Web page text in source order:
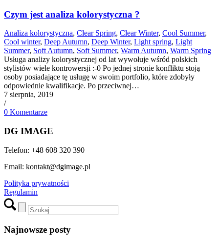
Czym jest analiza kolorystyczna ?
Analiza kolorystyczna, Clear Spring, Clear Winter, Cool Summer,
Cool winter, Deep Autumn, Deep Winter, Light spring, Light
Summer, Soft Autumn, Soft Summer, Warm Autumn, Warm Spring
Usługa analizy kolorystycznej od lat wywołuje wśród polskich
stylistów wiele kontrowersji :-0 Po jednej stronie konfliktu stoją
osoby posiadające tę usługę w swoim portfolio, które zdobyły
odpowiednie kwalifikacje. Po przeciwnej…
7 sierpnia, 2019
/
0 Komentarze
DG IMAGE
Telefon: +48 608 320 390
Email: kontakt@dgimage.pl
Polityka prywatności
Regulamin
Najnowsze posty